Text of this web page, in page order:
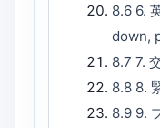
8.6 6.
down,
8.7 7.
8.8 8.
8.9 9.